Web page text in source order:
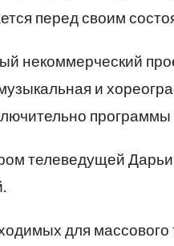
перед своим
некоммерческий
и
программы
телеведущей
для массового